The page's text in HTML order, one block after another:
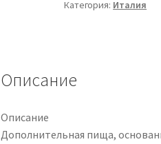
MASTICABILI
Категория: Италия
Описание
Описание
Дополнительная пища,